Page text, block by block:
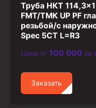
Труба НКТ
FMT/ТМК UP PF
резьбой/с
Spec 5CT L=R3
Цена от 100 000 за
Заказать